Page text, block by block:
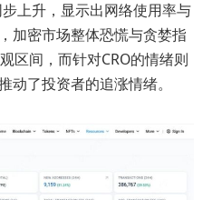
上升，显示出网络使用率与
加密市场整体恐慌与贪婪指
区间，而针对CRO的情绪则
动了投资者的追涨情绪。